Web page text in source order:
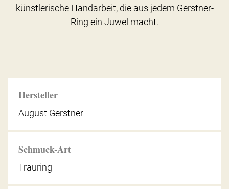
Hersteller
August Gerstner
Schmuck-Art
Trauring
künstlerische Handarbeit, die aus jedem Gerstner-
Ring ein Juwel macht.